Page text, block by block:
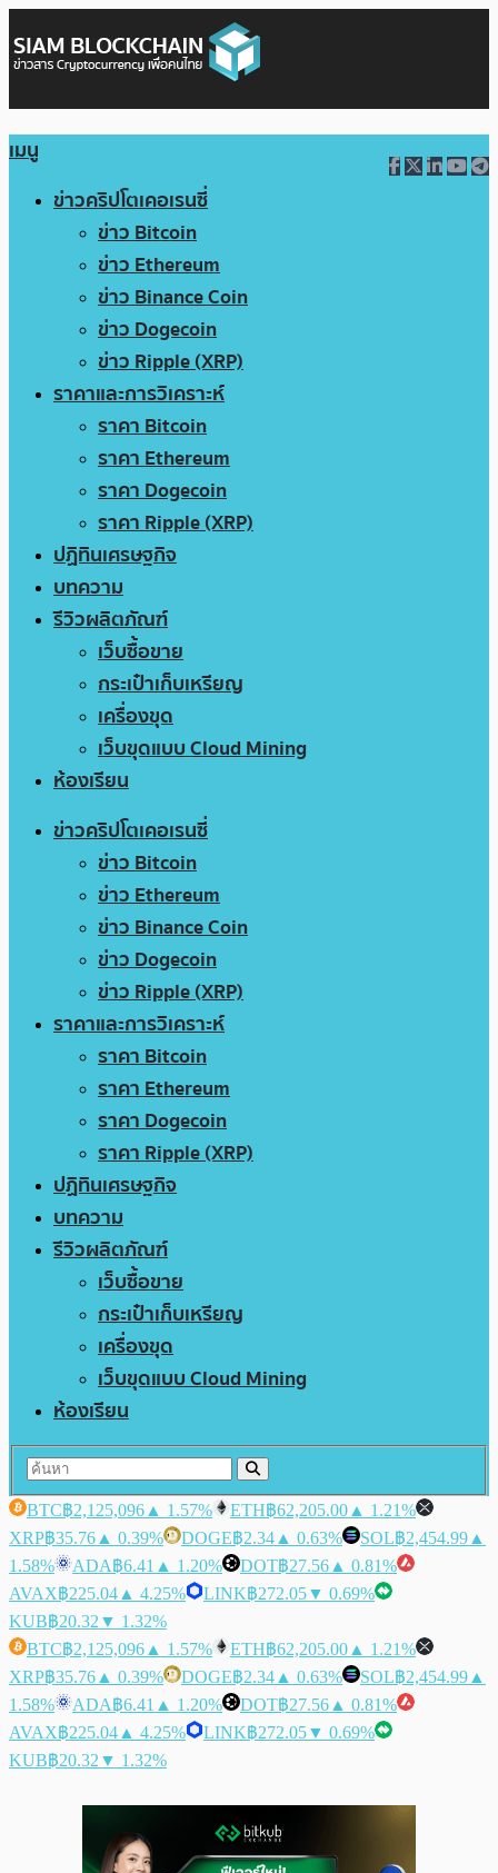
เมนู
ข่าวคริปโตเคอเรนซี่
ข่าว Bitcoin
ข่าว Ethereum
ข่าว Binance Coin
ข่าว Dogecoin
ข่าว Ripple (XRP)
ราคาและการวิเคราะห์
ราคา Bitcoin
ราคา Ethereum
ราคา Dogecoin
ราคา Ripple (XRP)
ปฏิทินเศรษฐกิจ
บทความ
รีวิวผลิตภัณฑ์
เว็บซื้อขาย
กระเป๋าเก็บเหรียญ
เครื่องขุด
เว็บขุดแบบ Cloud Mining
ห้องเรียน
ข่าวคริปโตเคอเรนซี่
ข่าว Bitcoin
ข่าว Ethereum
ข่าว Binance Coin
ข่าว Dogecoin
ข่าว Ripple (XRP)
ราคาและการวิเคราะห์
ราคา Bitcoin
ราคา Ethereum
ราคา Dogecoin
ราคา Ripple (XRP)
ปฏิทินเศรษฐกิจ
บทความ
รีวิวผลิตภัณฑ์
เว็บซื้อขาย
กระเป๋าเก็บเหรียญ
เครื่องขุด
เว็บขุดแบบ Cloud Mining
ห้องเรียน
BTC฿2,125,096 ▲ 1.57% ETH฿62,205.00 ▲ 1.21%
XRP฿35.76 ▲ 0.39% DOGE฿2.34 ▲ 0.63% SOL฿2,454.99 ▲
1.58%
ADA฿6.41 ▲ 1.20% DOT฿27.56 ▲ 0.81%
AVAX฿225.04 ▲ 4.25% LINK฿272.05▼ 0.69%
KUB฿20.32 ▼ 1.32%
BTC฿2,125,096 ▲ 1.57% ETH฿62,205.00 ▲ 1.21%
XRP฿35.76 ▲ 0.39% DOGE฿2.34 ▲ 0.63% SOL฿2,454.99 ▲
1.58%
ADA฿6.41 ▲ 1.20% DOT฿27.56 ▲ 0.81%
AVAX฿225.04 ▲ 4.25% LINK฿272.05▼ 0.69%
KUB฿20.32 ▼ 1.32%